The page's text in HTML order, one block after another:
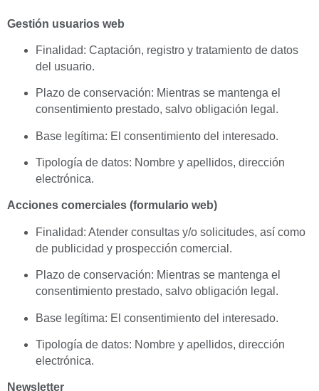
Gestión usuarios web
Finalidad: Captación, registro y tratamiento de datos
del usuario.
Plazo de conservación: Mientras se mantenga el
consentimiento prestado, salvo obligación legal.
Base legítima: El consentimiento del interesado.
Tipología de datos: Nombre y apellidos, dirección
electrónica.
Acciones comerciales (formulario web)
Finalidad: Atender consultas y/o solicitudes, así como
de publicidad y prospección comercial.
Plazo de conservación: Mientras se mantenga el
consentimiento prestado, salvo obligación legal.
Base legítima: El consentimiento del interesado.
Tipología de datos: Nombre y apellidos, dirección
electrónica.
Newsletter